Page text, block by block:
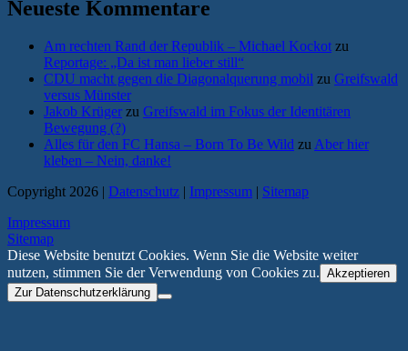
Neueste Kommentare
Am rechten Rand der Republik – Michael Kockotzu
Reportage: „Da ist man lieber still“
CDU macht gegen die Diagonalquerung mobil zu Greifswald
versus Münster
Jakob Krüger zu Greifswald im Fokus der Identitären
Bewegung (?)
Alles für den FC Hansa – Born To Be Wild zuAber hier
kleben – Nein, danke!
Copyright 2026 | Datenschutz | Impressum | Sitemap
Impressum
Sitemap
Diese Website benutzt Cookies. Wenn Sie die Website weiter
nutzen, stimmen Sie der Verwendung von Cookies zu. Akzeptieren
Zur Datenschutzerklärung